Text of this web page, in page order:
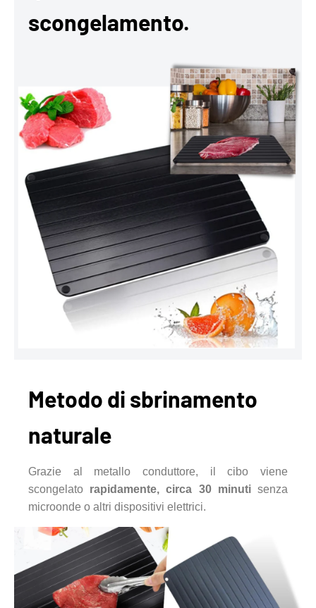
scongelamento.
Metodo di sbrinamento
naturale
Grazie al metallo conduttore, il cibo viene
scongelato rapidamente, circa 30 minutisenza
microonde o altri dispositivi elettrici.